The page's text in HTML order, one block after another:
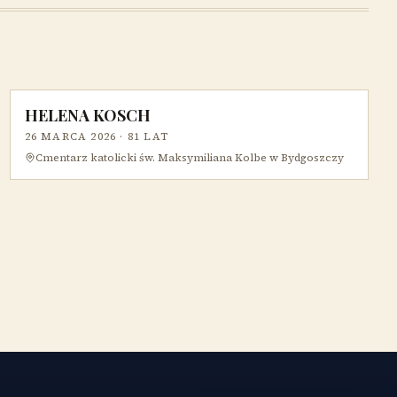
HELENA KOSCH
26 MARCA 2026 · 81 LAT
Cmentarz katolicki św. Maksymiliana Kolbe w Bydgoszczy